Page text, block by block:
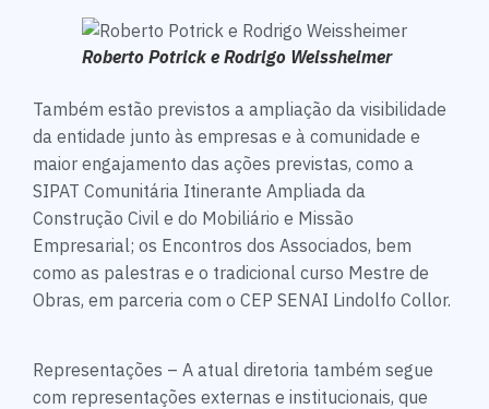
Roberto Potrick e Rodrigo Weissheimer
Também estão previstos a ampliação da visibilidade
da entidade junto às empresas e à comunidade e
maior engajamento das ações previstas, como a
SIPAT Comunitária Itinerante Ampliada da
Construção Civil e do Mobiliário e Missão
Empresarial; os Encontros dos Associados, bem
como as palestras e o tradicional curso Mestre de
Obras, em parceria com o CEP SENAI Lindolfo Collor.
Representações – A atual diretoria também segue
com representações externas e institucionais, que